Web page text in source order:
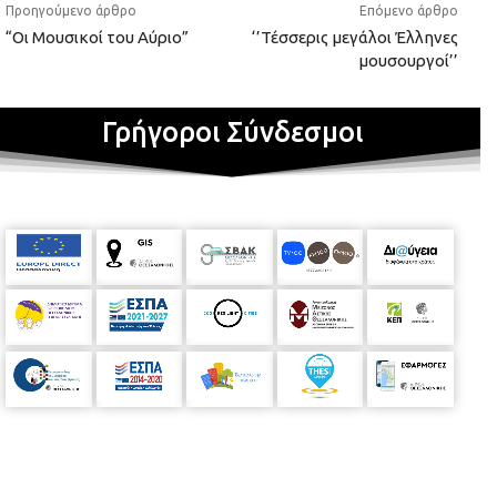
Προηγούμενο άρθρο
“Οι Μουσικοί του Αύριο”
Επόμενο άρθρο
‘’Τέσσερις μεγάλοι Έλληνες
μουσουργοί’’
Γρήγοροι Σύνδεσμοι